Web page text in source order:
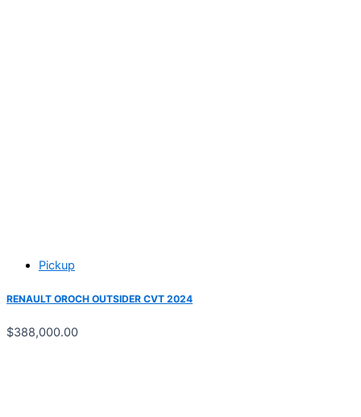
Pickup
RENAULT OROCH OUTSIDER CVT 2024
$388,000.00